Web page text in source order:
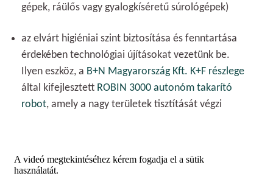
gépek, ráülős vagy gyalogkíséretű súrológépek)
az elvárt higiéniai szint biztosítása és fenntartása
érdekében technológiai újításokat vezetünk be.
Ilyen eszköz, a B+N Magyarország Kft. K+F részlege
által kifejlesztett ROBIN 3000 autonóm takarító
robot, amely a nagy területek tisztítását végzi